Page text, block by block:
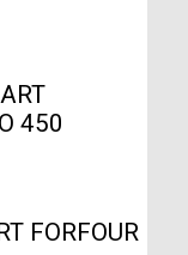
450
FORFOUR